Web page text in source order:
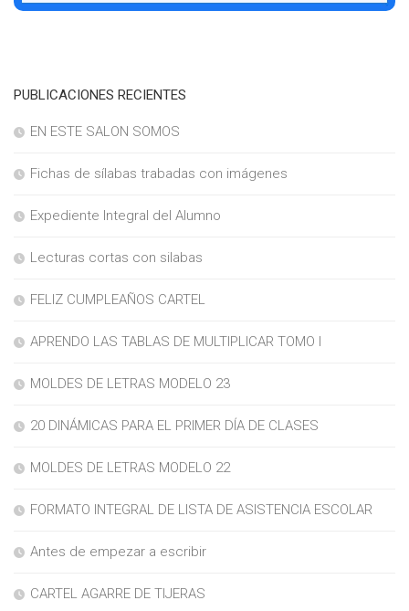
PUBLICACIONES RECIENTES
EN ESTE SALON SOMOS
Fichas de sílabas trabadas con imágenes
Expediente Integral del Alumno
Lecturas cortas con silabas
FELIZ CUMPLEAÑOS CARTEL
APRENDO LAS TABLAS DE MULTIPLICAR TOMO I
MOLDES DE LETRAS MODELO 23
20 DINÁMICAS PARA EL PRIMER DÍA DE CLASES
MOLDES DE LETRAS MODELO 22
FORMATO INTEGRAL DE LISTA DE ASISTENCIA ESCOLAR
Antes de empezar a escribir
CARTEL AGARRE DE TIJERAS